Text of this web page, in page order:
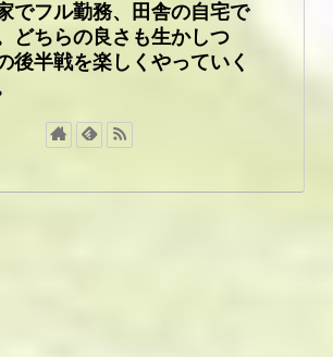
でフル勤務、田舎の自宅で
どちらの良さも生かしつ
後半戦を楽しくやっていく